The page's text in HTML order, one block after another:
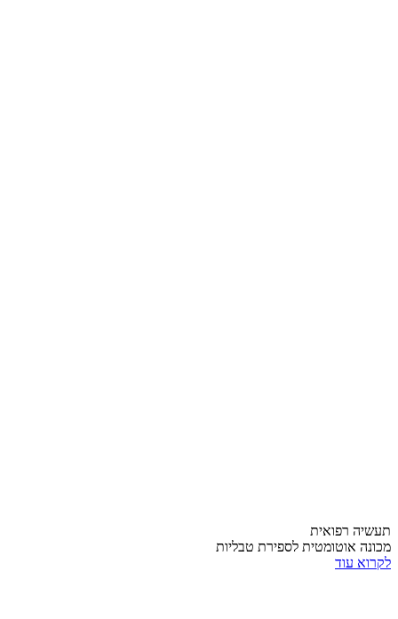
תעשיה רפואית
מכונה אוטומטית לספירת טבליות
לקרוא עוד